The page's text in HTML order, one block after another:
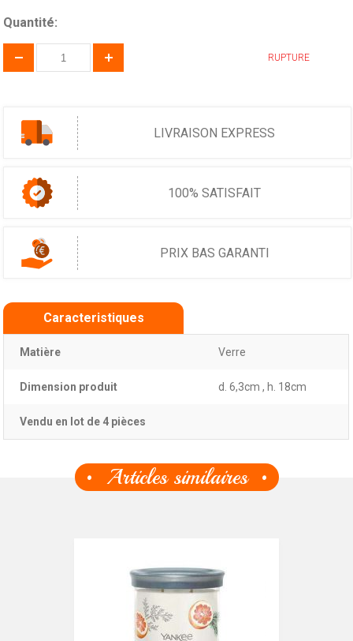
Quantité:
RUPTURE
LIVRAISON EXPRESS
100% SATISFAIT
PRIX BAS GARANTI
Caracteristiques
Matière Verre
Dimension produit d. 6,3cm , h. 18cm
Vendu en lot de 4 pièces
Articles similaires